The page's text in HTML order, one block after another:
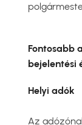
Fontosabb
bejelentési
Helyi adók
Az